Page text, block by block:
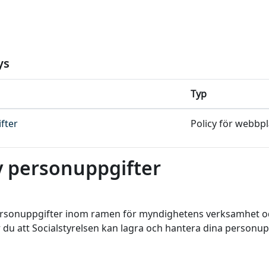
Typ
Policy för
personuppgifter
inom ramen för myndighetens verksamhet
att Socialstyrelsen kan lagra och hantera dina